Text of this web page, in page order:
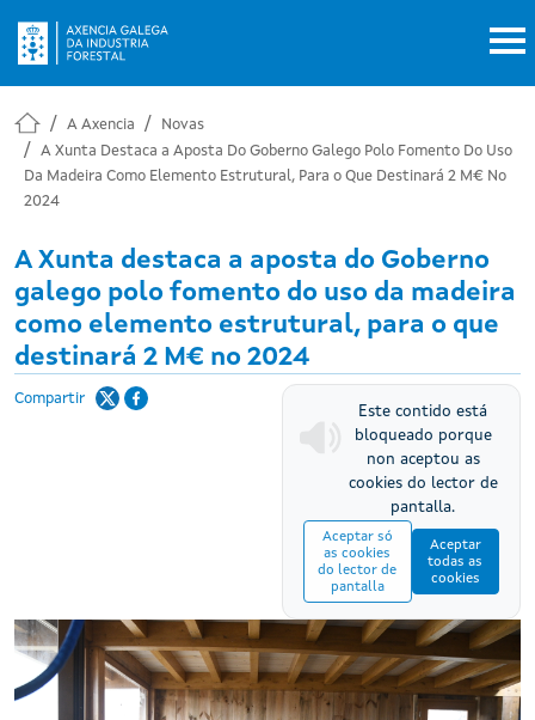
A Axencia
Novas
A Xunta Destaca a Aposta Do Goberno Galego Polo Fomento Do Uso
Da Madeira Como Elemento Estrutural, Para o Que Destinará 2 M€ No
2024
A Xunta destaca a aposta do Goberno
galego polo fomento do uso da madeira
como elemento estrutural, para o que
destinará 2 M€ no 2024
Compartir
Este contido está
bloqueado porque
non aceptou as
cookies do lector de
pantalla.
Aceptar só
as cookies
do lector de
pantalla
Aceptar
todas as
cookies